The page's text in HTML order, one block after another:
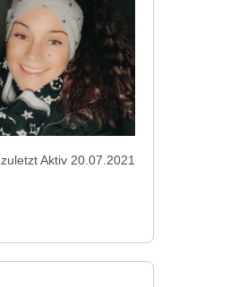
zuletzt Aktiv 20.07.2021